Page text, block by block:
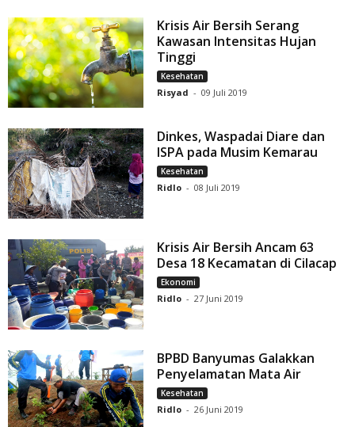
Krisis Air Bersih Serang
Kawasan Intensitas Hujan
Tinggi
Kesehatan
Risyad - 09 Juli 2019
Dinkes, Waspadai Diare dan
ISPA pada Musim Kemarau
Kesehatan
Ridlo - 08 Juli 2019
Krisis Air Bersih Ancam 63
Desa 18 Kecamatan di Cilacap
Ekonomi
Ridlo - 27 Juni 2019
BPBD Banyumas Galakkan
Penyelamatan Mata Air
Kesehatan
Ridlo - 26 Juni 2019